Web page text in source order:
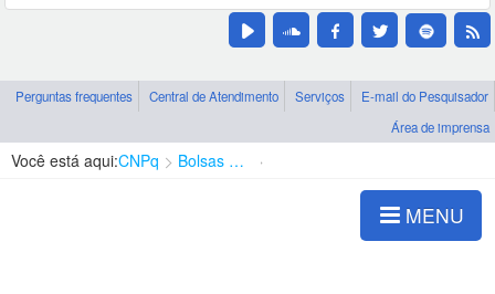
Perguntas frequentes Central de Atendimento Serviços
E-mail do Pesquisador
Área de imprensa
Você está aqui:CNPq Bolsas e Auxílios Vigentes
MENU